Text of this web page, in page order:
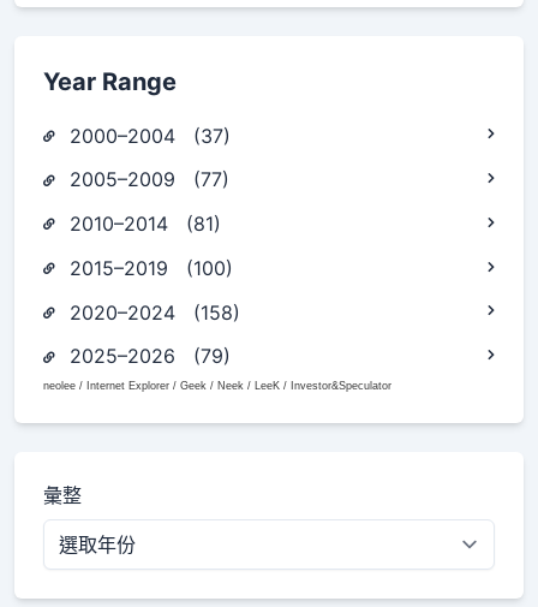
Year Range
2000–2004 (37)
2005–2009 (77)
2010–2014 (81)
2015–2019 (100)
2020–2024 (158)
2025–2026 (79)
neolee / Internet Explorer / Geek / Neek / LeeK / Investor&Speculator
彙整